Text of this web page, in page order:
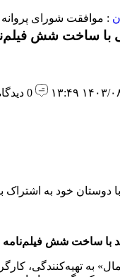
: موافقت شورای
با ساخت شش
دوستان خود به اشتراک
با ساخت شش
به تهیه‌کنندگی،